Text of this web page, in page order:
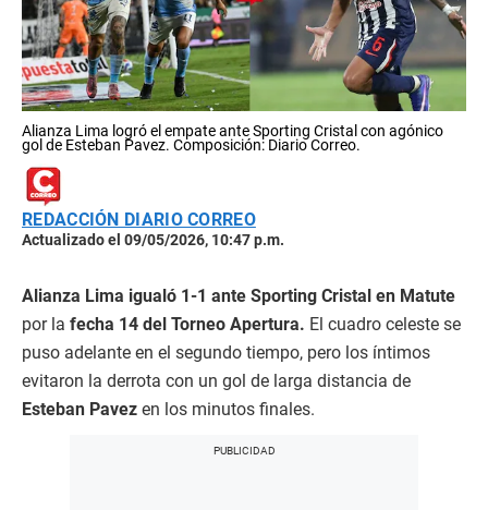
Alianza Lima logró el empate ante Sporting Cristal con agónico
gol de Esteban Pavez. Composición: Diario Correo.
REDACCIÓN DIARIO CORREO
Actualizado el 09/05/2026, 10:47 p.m.
Alianza Lima igualó 1-1 ante Sporting Cristal en Matute
por la fecha 14 del Torneo Apertura. El cuadro celeste se
puso adelante en el segundo tiempo, pero los íntimos
evitaron la derrota con un gol de larga distancia de
Esteban Pavez en los minutos finales.